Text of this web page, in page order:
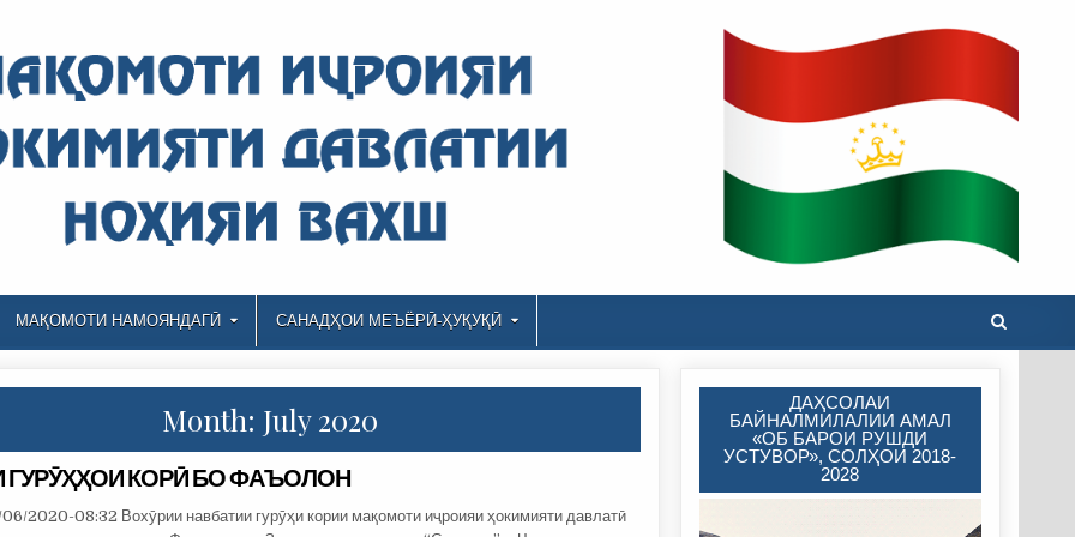
МАҚОМОТИ НАМОЯНДАГӢ САНАДҲОИ МЕЪЁРӢ-ҲУҚУҚӢ
Month: July 2020
ГУРӮҲҲОИ КОРӢ БО ФАЪОЛОН
2020-08:32 Вохӯрии навбатии гурӯҳи кории мақомоти иҷроияи ҳокимияти давлатӣ
ДАҲСОЛАИ
БАЙНАЛМИЛАЛИИ АМАЛ
«ОБ БАРОИ РУШДИ
УСТУВОР», СОЛҲОИ 2018-
2028